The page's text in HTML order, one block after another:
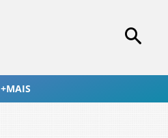
+MAIS